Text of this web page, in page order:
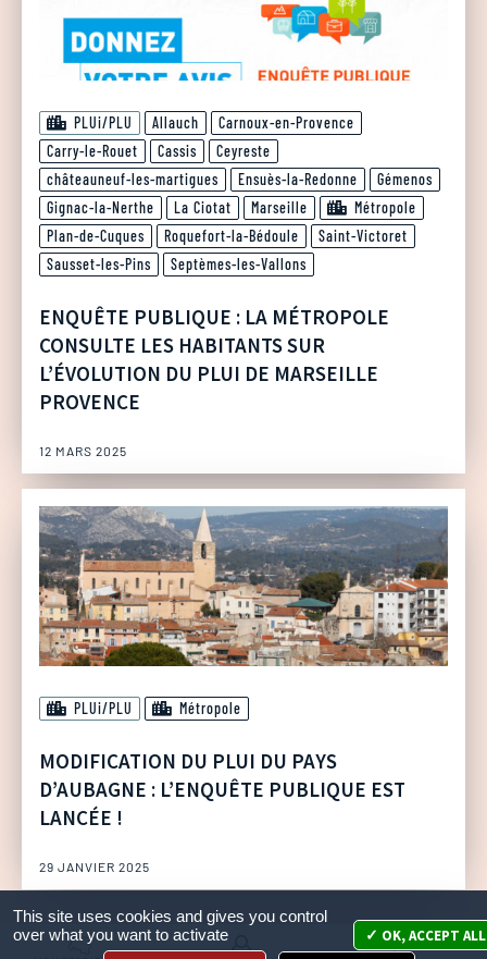
PLUi/PLU Allauch
Carnoux-en-Provence
Carry-le-Rouet
Cassis
Ceyreste
châteauneuf-les-martigues
Ensuès-la-Redonne
Gémenos
Gignac-la-Nerthe
La Ciotat Marseille
Métropole
Plan-de-Cuques
Roquefort-la-Bédoule
Saint-Victoret
Sausset-les-Pins
Septèmes-les-Vallons
ENQUÊTE PUBLIQUE : LA MÉTROPOLE
CONSULTE LES HABITANTS SUR
L’ÉVOLUTION DU PLUI DE MARSEILLE
PROVENCE
12 MARS 2025
PLUi/PLU Métropole
MODIFICATION DU PLUI DU PAYS
D’AUBAGNE : L’ENQUÊTE PUBLIQUE EST
LANCÉE !
29 JANVIER 2025
This site uses cookies and gives you control
over what you want to activate
OK, ACCEPT ALL